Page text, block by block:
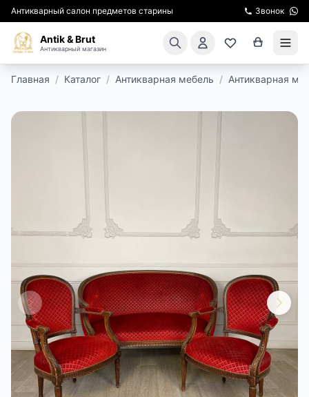
Антикварный салон предметов старины Звонок
Antik & Brut
Антикварный магазин
ЭКСКУРСИИ
КУРСЫ ПО РЕСТАВРАЦИИ
КОНТАКТЫ
ДОСТАВКА И ОПЛАТА
Главная / Каталог / Антикварная мебель / Антикварная